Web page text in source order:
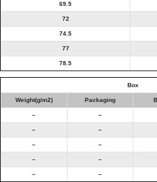
69.5
72
74.5
77
78.5
Box
Weight(g/m2) Packaging
– –
– –
– –
– –
– –